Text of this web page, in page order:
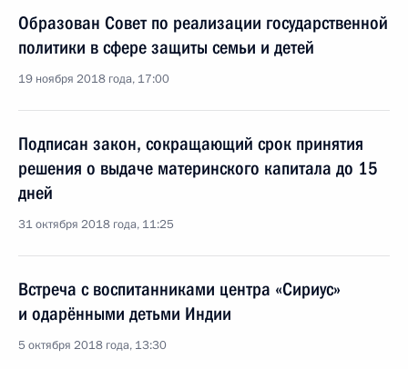
Образован Совет по реализации государственной
политики в сфере защиты семьи и детей
19 ноября 2018 года, 17:00
Подписан закон, сокращающий срок принятия
решения о выдаче материнского капитала до 15
дней
31 октября 2018 года, 11:25
Встреча с воспитанниками центра «Сириус»
и одарёнными детьми Индии
5 октября 2018 года, 13:30